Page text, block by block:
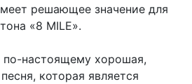
решающее значение для
«8 MILE».
по-настоящему хорошая,
которая является